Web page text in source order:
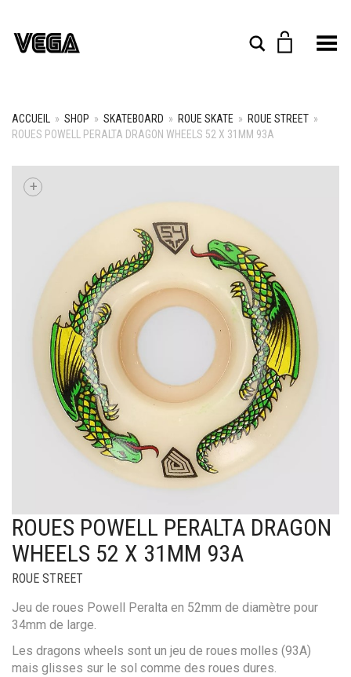
Rechercher
Toggle Menu
ACCUEIL » SHOP » SKATEBOARD » ROUE SKATE » ROUE STREET »
ROUES POWELL PERALTA DRAGON WHEELS 52 X 31MM 93A
+
ROUES POWELL PERALTA DRAGON
WHEELS 52 X 31MM 93A
ROUE STREET
Jeu de roues Powell Peralta en 52mm de diamètre pour
34mm de large.
Les dragons wheels sont un jeu de roues molles (93A)
mais glisses sur le sol comme des roues dures.